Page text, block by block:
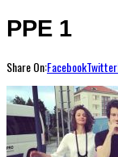
PPE 1
Share On:FacebookTwitter